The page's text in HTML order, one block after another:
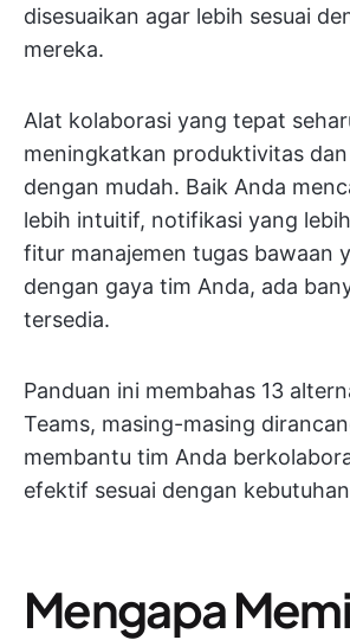
disesuaikan agar lebih sesuai
mereka.
Alat kolaborasi yang tepat
meningkatkan produktivitas
dengan mudah. Baik Anda
lebih intuitif, notifikasi yang
fitur manajemen tugas bawaan
dengan gaya tim Anda, ada
tersedia.
Panduan ini membahas 13
Teams, masing-masing
membantu tim Anda
efektif sesuai dengan
Mengapa